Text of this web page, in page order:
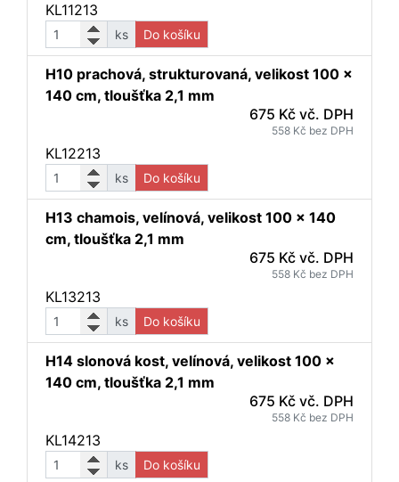
KL11213
ks Do košíku
H10 prachová, strukturovaná, velikost 100 x
140 cm, tloušťka 2,1 mm
675 Kč vč. DPH
558 Kč bez DPH
KL12213
ks Do košíku
H13 chamois, velínová, velikost 100 x 140
cm, tloušťka 2,1 mm
675 Kč vč. DPH
558 Kč bez DPH
KL13213
ks Do košíku
H14 slonová kost, velínová, velikost 100 x
140 cm, tloušťka 2,1 mm
675 Kč vč. DPH
558 Kč bez DPH
KL14213
ks Do košíku